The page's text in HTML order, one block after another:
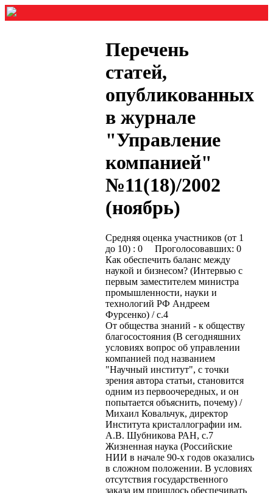
Перечень
статей,
опубликованных
в журнале
"Управление
компанией"
№11(18)/2002
(ноябрь)
Средняя оценка участников (от 1
до 10) : 0 Проголосовавших: 0
Как обеспечить баланс между
наукой и бизнесом? (Интервью с
первым заместителем министра
промышленности, науки и
технологий РФ Андреем
Фурсенко) / с.4
От общества знаний - к обществу
благосостояния (В сегодняшних
условиях вопрос об управлении
компанией под названием
"Научный институт", с точки
зрения автора статьи, становится
одним из первоочередных, и он
попытается объяснить, почему) /
Михаил Ковальчук, директор
Института кристаллографии им.
А.В. Шубникова РАН, с.7
Жизненная наука (Российские
НИИ в начале 90-х годов оказались
в сложном положении. В условиях
отсутствия государственного
заказа им пришлось обеспечивать